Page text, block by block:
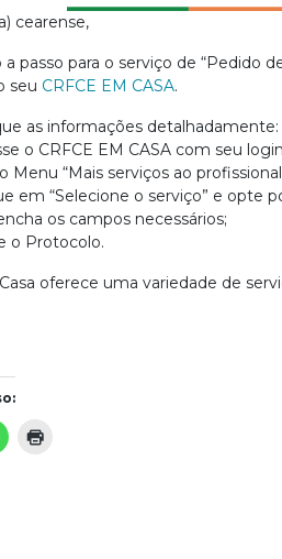
cearense,
a passo para o serviço de “Pedido
seu CRFCE EM CASA.
as informações detalhadamente:
o CRFCE EM CASA com seu
Menu “Mais serviços ao
em “Selecione o serviço” e opte
os campos necessários;
o Protocolo.
oferece uma variedade de